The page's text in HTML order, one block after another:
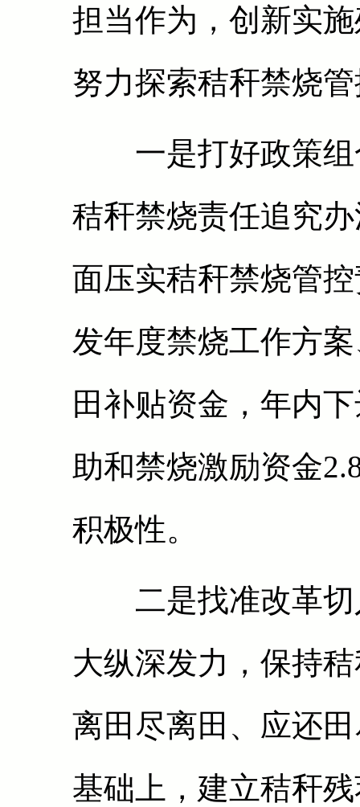
担当作为，创新实
努力探索秸秆禁烧
一是打好政策组
秸秆禁烧责任追究
面压实秸秆禁烧管
发年度禁烧工作方
田补贴资金，年内
助和禁烧激励资金
积极性。
二是找准改革切
大纵深发力，保持
离田尽离田、应还
基础上，建立秸秆